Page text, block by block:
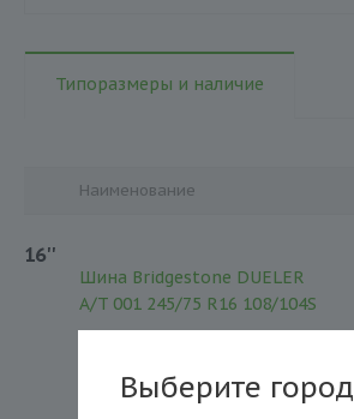
Типоразмеры и наличие
Наименование
16''
Шина Bridgestone DUELER
A/T 001 245/75 R16 108/104S
Выберите город